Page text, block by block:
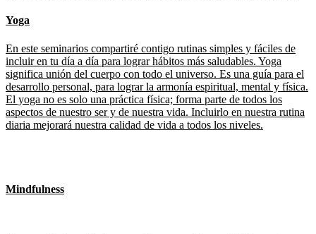
Yoga
En este seminarios compartiré contigo rutinas simples y fáciles de
incluir en tu día a día para lograr hábitos más saludables. Yoga
significa unión del cuerpo con todo el universo. Es una guía para el
desarrollo personal, para lograr la armonía espiritual, mental y física.
El yoga no es solo una práctica física; forma parte de todos los
aspectos de nuestro ser y de nuestra vida. Incluirlo en nuestra rutina
diaria mejorará nuestra calidad de vida a todos los niveles.
Mindfulness